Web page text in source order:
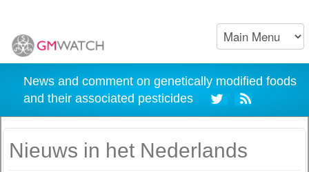
News and comment on genetically modified foods
and their associated pesticides
Nieuws in het Nederlands